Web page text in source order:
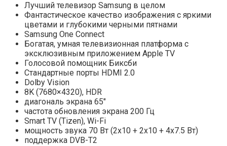
Лучший телевизор Samsung в целом
Фантастическое качество изображения с яркими
цветами и глубокими черными пятнами
Samsung One Connect
Богатая, умная телевизионная платформа с
эксклюзивным приложением Apple TV
Голосовой помощник Биксби
Стандартные порты HDMI 2.0
Dolby Vision
8K (7680×4320), HDR
диагональ экрана 65″
частота обновления экрана 200 Гц
Smart TV (Tizen), Wi-Fi
мощность звука 70 Вт (2х10 + 2х10 + 4х7.5 Вт)
поддержка DVB-T2